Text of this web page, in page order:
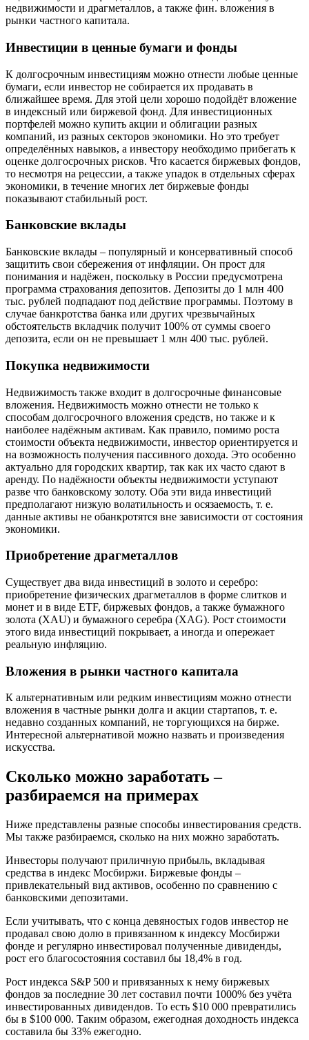
недвижимости и драгметаллов, а также фин. вложения в
рынки частного капитала.
Инвестиции в ценные бумаги и фонды
К долгосрочным инвестициям можно отнести любые ценные
бумаги, если инвестор не собирается их продавать в
ближайшее время. Для этой цели хорошо подойдёт вложение
в индексный или биржевой фонд. Для инвестиционных
портфелей можно купить акции и облигации разных
компаний, из разных секторов экономики. Но это требует
определённых навыков, а инвестору необходимо прибегать к
оценке долгосрочных рисков. Что касается биржевых фондов,
то несмотря на рецессии, а также упадок в отдельных сферах
экономики, в течение многих лет биржевые фонды
показывают стабильный рост.
Банковские вклады
Банковские вклады – популярный и консервативный способ
защитить свои сбережения от инфляции. Он прост для
понимания и надёжен, поскольку в России предусмотрена
программа страхования депозитов. Депозиты до 1 млн 400
тыс. рублей подпадают под действие программы. Поэтому в
случае банкротства банка или других чрезвычайных
обстоятельств вкладчик получит 100% от суммы своего
депозита, если он не превышает 1 млн 400 тыс. рублей.
Покупка недвижимости
Недвижимость также входит в долгосрочные финансовые
вложения. Недвижимость можно отнести не только к
способам долгосрочного вложения средств, но также и к
наиболее надёжным активам. Как правило, помимо роста
стоимости объекта недвижимости, инвестор ориентируется и
на возможность получения пассивного дохода. Это особенно
актуально для городских квартир, так как их часто сдают в
аренду. По надёжности объекты недвижимости уступают
разве что банковскому золоту. Оба эти вида инвестиций
предполагают низкую волатильность и осязаемость, т. е.
данные активы не обанкротятся вне зависимости от состояния
экономики.
Приобретение драгметаллов
Существует два вида инвестиций в золото и серебро:
приобретение физических драгметаллов в форме слитков и
монет и в виде ETF, биржевых фондов, а также бумажного
золота (XAU) и бумажного серебра (XAG). Рост стоимости
этого вида инвестиций покрывает, а иногда и опережает
реальную инфляцию.
Вложения в рынки частного капитала
К альтернативным или редким инвестициям можно отнести
вложения в частные рынки долга и акции стартапов, т. е.
недавно созданных компаний, не торгующихся на бирже.
Интересной альтернативой можно назвать и произведения
искусства.
Сколько можно заработать –
разбираемся на примерах
Ниже представлены разные способы инвестирования средств.
Мы также разбираемся, сколько на них можно заработать.
Инвесторы получают приличную прибыль, вкладывая
средства в индекс Мосбиржи. Биржевые фонды –
привлекательный вид активов, особенно по сравнению с
банковскими депозитами.
Если учитывать, что с конца девяностых годов инвестор не
продавал свою долю в привязанном к индексу Мосбиржи
фонде и регулярно инвестировал полученные дивиденды,
рост его благосостояния составил бы 18,4% в год.
Рост индекса S&P 500 и привязанных к нему биржевых
фондов за последние 30 лет составил почти 1000% без учёта
инвестированных дивидендов. То есть $10 000 превратились
бы в $100 000. Таким образом, ежегодная доходность индекса
составила бы 33% ежегодно.